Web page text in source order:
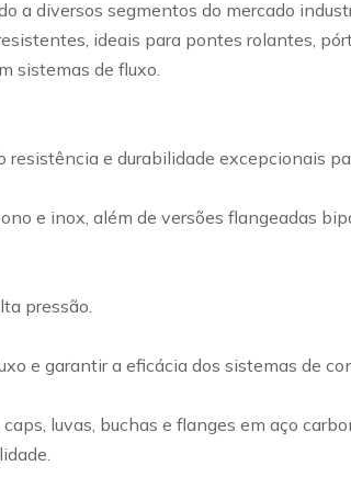
a diversos segmentos do mercado
ideais para pontes rolantes,
sistemas de fluxo.
e durabilidade excepcionais
e inox, além de versões flangeadas
pressão.
e garantir a eficácia dos sistemas de
luvas, buchas e flanges em aço